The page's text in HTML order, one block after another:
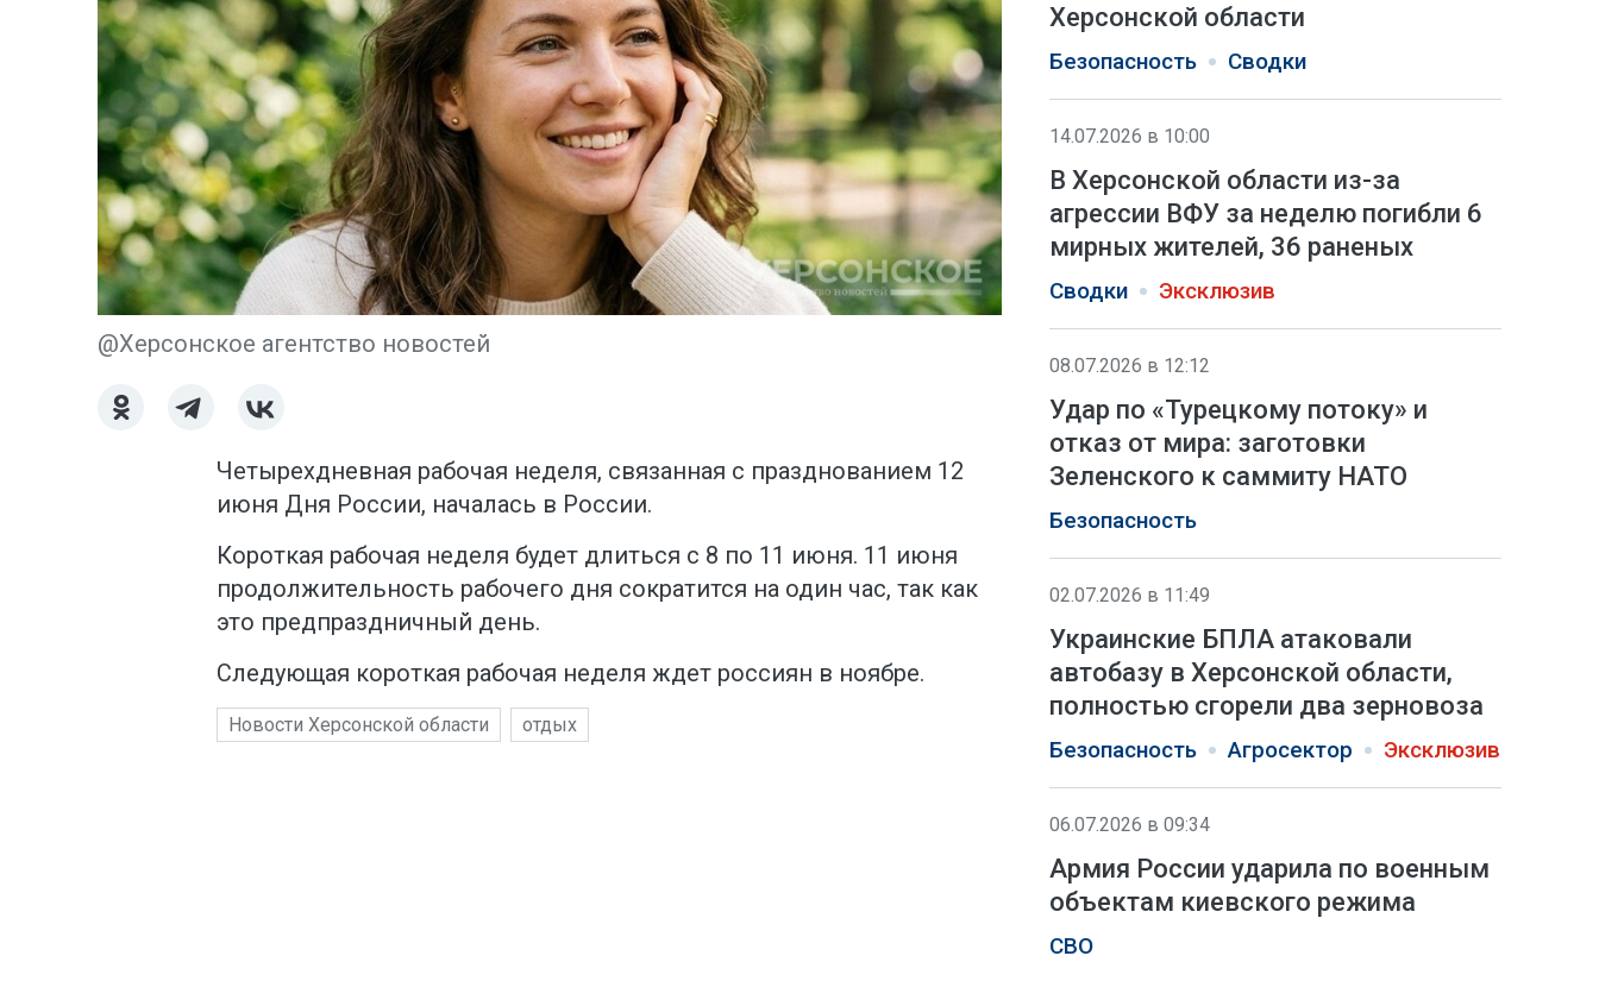
@Херсонское агентство новостей
Четырехдневная рабочая неделя, связанная с празднованием 12
июня Дня России, началась в России.
Короткая рабочая неделя будет длиться с 8 по 11 июня. 11 июня
продолжительность рабочего дня сократится на один час, так как
это предпраздничный день.
Следующая короткая рабочая неделя ждет россиян в ноябре.
Новости Херсонской области отдых
Херсонской области
Безопасность Сводки
14.07.2026 в 10:00
В Херсонской области из-за
агрессии ВФУ за неделю погибли 6
мирных жителей, 36 раненых
Сводки Эксклюзив
08.07.2026 в 12:12
Удар по «Турецкому потоку» и
отказ от мира: заготовки
Зеленского к саммиту НАТО
Безопасность
02.07.2026 в 11:49
Украинские БПЛА атаковали
автобазу в Херсонской области,
полностью сгорели два зерновоза
Безопасность Агросектор Эксклюзив
06.07.2026 в 09:34
Армия России ударила по военным
объектам киевского режима
СВО